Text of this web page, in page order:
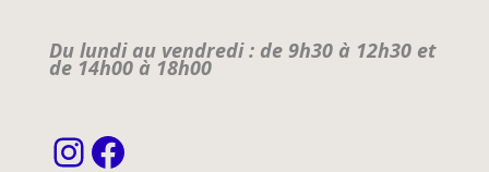
Du lundi au vendredi : de 9h30 à 12h30 et
de 14h00 à 18h00
Instagram
Facebook